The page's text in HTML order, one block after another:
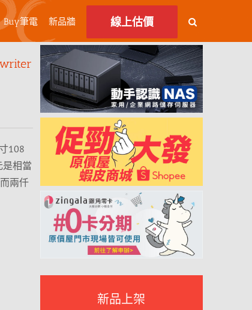
Buy筆電 新品牆 線上估價
108
是相當
兩仟
新品上架